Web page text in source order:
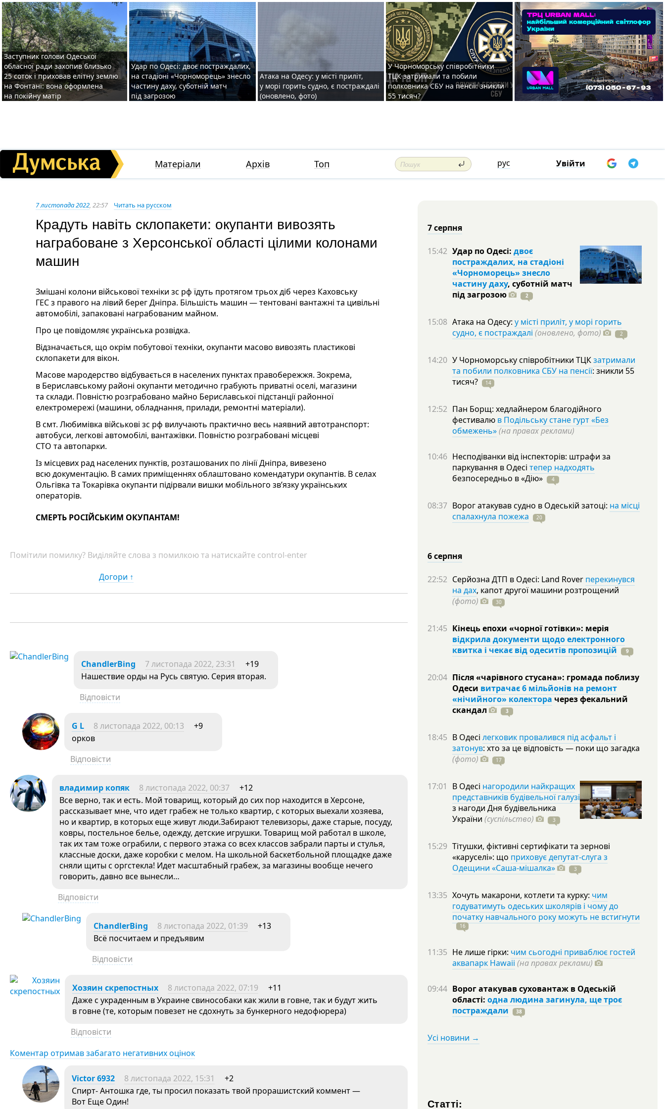
Заступник голови Одеської
обласної ради захопив близько
25 соток і приховав елітну землю
на Фонтані: вона оформлена
на покійну матір
Удар по Одесі: двоє постраждалих,
на стадіоні «Чорноморець» знесло
частину даху, суботній матч
під загрозою
Атака на Одесу: у місті приліт,
у морі горить судно, є постраждалі
(оновлено, фото)
У Чорноморську співробітники
ТЦК затримали та побили
полковника СБУ на пенсії: зникли
55 тисяч?
Матеріали Архів Топ рус Увійти
7 листопада 2022, 22:57 Читать на русском
Крадуть навіть склопакети: окупанти вивозять
награбоване з Херсонської області цілими колонами
машин
Змішані колони військової техніки зс рф їдуть протягом трьох діб через Каховську
ГЕС з правого на лівий берег Дніпра. Більшість машин — тентовані вантажні та цивільні
автомобілі, запаковані награбованим майном.
Про це повідомляє українська розвідка.
Відзначається, що окрім побутової техніки, окупанти масово вивозять пластикові
склопакети для вікон.
Масове мародерство відбувається в населених пунктах правобережжя. Зокрема,
в Бериславському районі окупанти методично грабують приватні оселі, магазини
та склади. Повністю розграбовано майно Бериславської підстанції районної
електромережі (машини, обладнання, прилади, ремонтні матеріали).
В смт. Любимівка військові зс рф вилучають практично весь наявний автотранспорт:
автобуси, легкові автомобілі, вантажівки. Повністю розграбовані місцеві
СТО та автопарки.
Із місцевих рад населених пунктів, розташованих по лінії Дніпра, вивезено
всю документацію. В самих приміщеннях облаштовано комендатури окупантів. В селах
Ольгівка та Токарівка окупанти підірвали вишки мобільного зв’язку українських
операторів.
СМЕРТЬ РОСІЙСЬКИМ ОКУПАНТАМ!
Помітили помилку? Виділяйте слова з помилкою та натискайте control-enter
Догори ↑
ChandlerBing 7 листопада 2022, 23:31
+19
Нашествие орды на Русь святую. Серия вторая.
Відповісти
G L 8 листопада 2022, 00:13
+9
орков
Відповісти
владимир копяк 8 листопада 2022, 00:37
+12
Все верно, так и есть. Мой товарищ, который до сих пор находится в Херсоне,
рассказывает мне, что идет грабеж не только квартир, с которых выехали хозяева,
но и квартир, в которых еще живут люди.Забирают телевизоры, даже старые, посуду,
ковры, постельное белье, одежду, детские игрушки. Товарищ мой работал в школе,
так их там тоже ограбили, с первого этажа со всех классов забрали парты и стулья,
классные доски, даже коробки с мелом. На школьной баскетбольной площадке даже
сняли щиты с оргстекла! Идет масштабный грабеж, за магазины вообще нечего
говорить, давно все вынесли…
Відповісти
ChandlerBing 8 листопада 2022, 01:39
+13
Всё посчитаем и предъявим
Відповісти
Хозяин скрепостных 8 листопада 2022, 07:19
+11
Даже с украденным в Украине свинособаки как жили в говне, так и будут жить
в говне (те, которым повезет не сдохнуть за бункерного недофюрера)
Відповісти
Коментар отримав забагато негативних оцінок
Victor 6932 8 листопада 2022, 15:31
+2
Спирт- Антошка где, ты просил показать твой прорашистский коммент —
Вот Еще Один!
7 серпня
15:42 Удар по Одесі: двоє
постраждалих, на стадіоні
«Чорноморець» знесло
частину даху, суботній матч
підзагрозою 2
15:08 Атака на Одесу: у місті приліт, у морі горить
судно, є постраждалі (оновлено, фото) 2
14:20 У Чорноморську співробітники ТЦКзатримали
та побили полковника СБУ на пенсії: зникли 55
тисяч?
14
12:52 Пан Борщ: хедлайнером благодійного
фестивалю в Подільську стане гурт «Без
обмежень»(на правах реклами)
10:46 Несподіванки від інспекторів: штрафи за
паркування в Одесі тепер надходять
безпосередньо в«Дію» 4
08:37 Ворог атакував судно в Одеській затоці: на місці
спалахнула пожежа
20
6 серпня
22:52 Серйозна ДТП в Одесі: Land Rover перекинувся
на дах, капот другої машини розтрощений
(фото)
30
21:45 Кінець епохи «чорної готівки»: мерія
відкрила документи щодо електронного
квитка і чекає від одеситів пропозицій
9
20:04 Після «чарівного стусана»: громада поблизу
Одеси витрачає 6 мільйонів на ремонт
«нічийного» колектора через фекальний
скандал
3
18:45 В Одесі легковик провалився під асфальт і
затонув: хто за це відповість — поки що загадка
(фото)
17
17:01 В Одесі нагородили найкращих
представників будівельної галузі
з нагоди Дня будівельника
України (суспільство) 3
15:29 Тітушки, фіктивні сертифікати та зернові
«каруселі»: що приховує депутат-слуга з
Одещини «Саша-мішалка»
3
13:35 Хочуть макарони, котлети та курку: чим
годуватимуть одеських школярів і чому до
початку навчального року можуть не встигнути
16
11:35 Не лише гірки: чим сьогодні приваблює гостей
аквапарк Hawaii (на правах реклами)
09:44 Ворог атакував суховантаж в Одеській
області: одна людина загинула, ще троє
постраждали
38
Усі новини →
Статті: